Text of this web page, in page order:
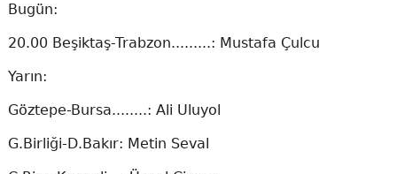
Bugün:
20.00 Beşiktaş-Trabzon.........: Mustafa Çulcu
Yarın:
Göztepe-Bursa........: Ali Uluyol
G.Birliği-D.Bakır: Metin Seval